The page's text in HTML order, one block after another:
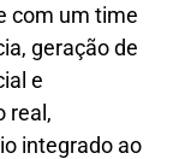
com um time
geração de
e
real,
integrado ao